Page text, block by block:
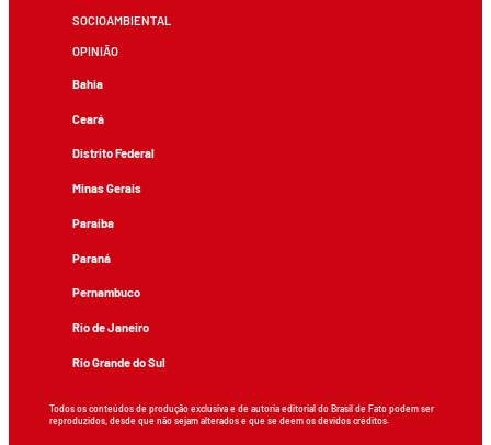
SOCIOAMBIENTAL
OPINIÃO
Bahia
Ceará
Distrito Federal
Minas Gerais
Paraíba
Paraná
Pernambuco
Rio de Janeiro
Rio Grande do Sul
Todos os conteúdos de produção exclusiva e de autoria editorial do Brasil de Fato podem ser
reproduzidos, desde que não sejam alterados e que se deem os devidos créditos.